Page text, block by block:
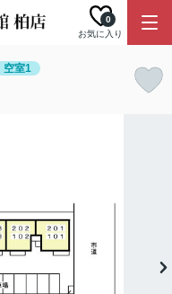
お気に入り
0
空室1